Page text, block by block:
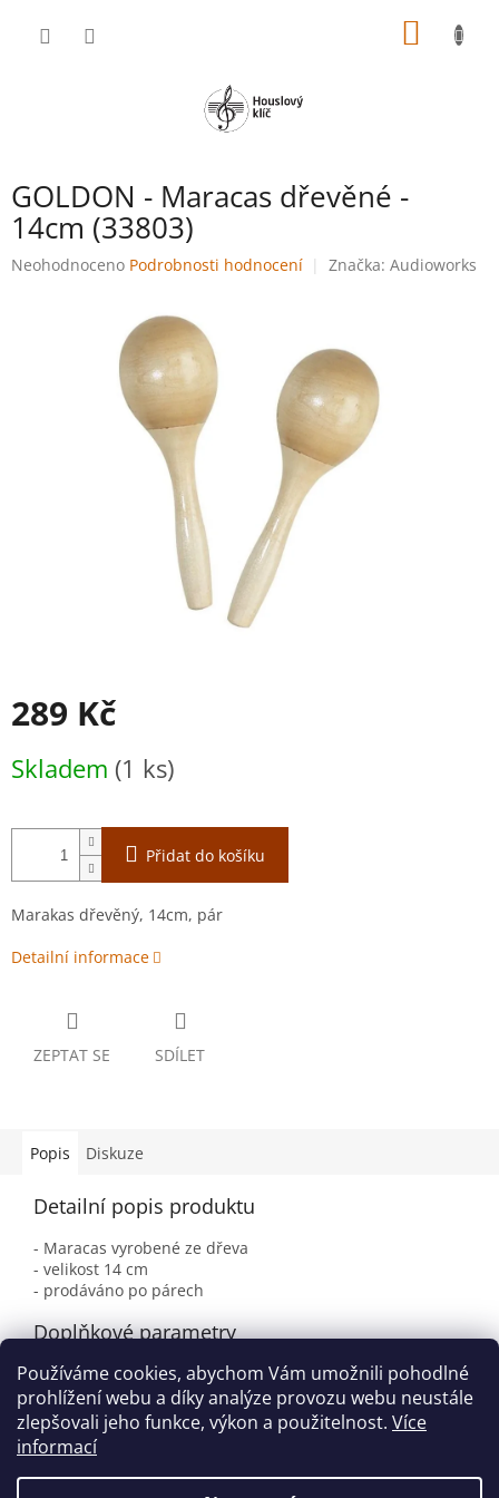
Používáme cookies, abychom Vám umožnili pohodlné
prohlížení webu a díky analýze provozu webu neustále
zlepšovali jeho funkce, výkon a použitelnost. Více
informací
GOLDON - Maracas dřevěné -
14cm (33803)
Průměrné
Neohodnoceno Podrobnosti hodnocení Značka: Audioworks
289 Kč
cena:
Skladem (1 ks)
Přidat do košíku
Marakas dřevěný, 14cm, pár
Detailní informace
ZEPTAT SE SDÍLET
Popis Diskuze
Detailní popis produktu
- Maracas vyrobené ze dřeva
- velikost 14 cm
- prodáváno po párech
Doplňkové parametry
Kategorie: Maracas
EAN: 4103160338030